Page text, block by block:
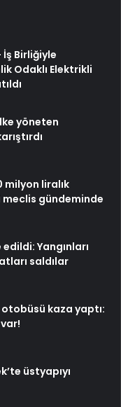
Birliğiyle
Odaklı Elektrikli
yöneten
milyon liralık
meclis gündeminde
Yangınları
saldılar
kaza yaptı:
üstyapıyı